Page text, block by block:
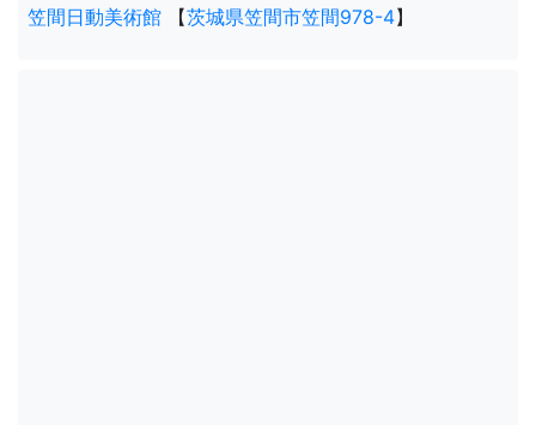
笠間日動美術館 【茨城県笠間市笠間978-4】